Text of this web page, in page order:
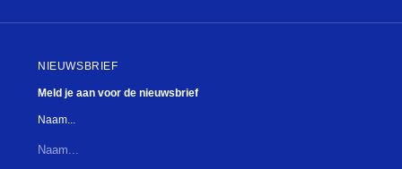
NIEUWSBRIEF
Meld je aan voor de nieuwsbrief
Naam...